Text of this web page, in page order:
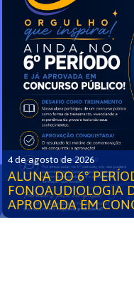
4 de agosto de 2026
ALUNA DO 6°
FONOAUDIOLOGIA
APROVADA EM